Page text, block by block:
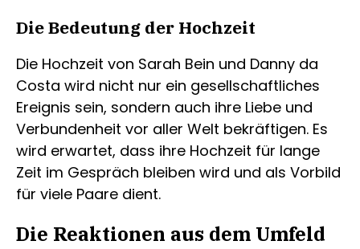
Die Bedeutung der Hochzeit
Die Hochzeit von Sarah Bein und Danny da
Costa wird nicht nur ein gesellschaftliches
Ereignis sein, sondern auch ihre Liebe und
Verbundenheit vor aller Welt bekräftigen. Es
wird erwartet, dass ihre Hochzeit für lange
Zeit im Gespräch bleiben wird und als Vorbild
für viele Paare dient.
Die Reaktionen aus dem Umfeld